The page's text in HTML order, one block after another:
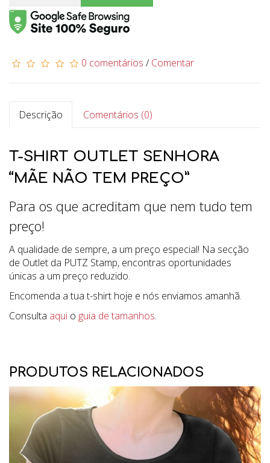
0 comentários /Comentar
Descrição Comentários (0)
T-SHIRT OUTLET SENHORA
“MÃE NÃO TEM PREÇO”
Para os que acreditam que nem tudo tem
preço!
A qualidade de sempre, a um preço especial! Na secção
de Outlet da PUTZ Stamp, encontras oportunidades
únicas a um preço reduzido.
Encomenda a tua t-shirt hoje e nós enviamos amanhã.
Consulta aqui o guia de tamanhos.
PRODUTOS RELACIONADOS